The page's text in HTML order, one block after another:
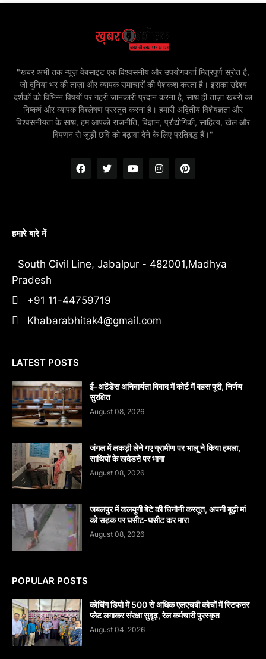
"खबर अभी तक न्यूज़ वेबसाइट एक विश्वसनीय और उपयोगकर्ता मित्रपूर्ण स्रोत है,
जो दुनिया भर की ताज़ा और व्यापक समाचारों की पेशकश करता है। इसका उद्देश्य
दर्शकों को विभिन्न विषयों पर गहरी जानकारी प्रदान करना है, साथ ही ताज़ा खबरों का
निष्कर्ष और व्यापक विश्लेषण प्रस्तुत करना है। हमारी अद्वितीय विशेषज्ञता और
विश्वसनीयता के साथ, हम आपको राजनीति, विज्ञान, प्रौद्योगिकी, साहित्य, खेल और
विपणन से जुड़ी छवि को बढ़ावा देने के लिए प्रतिबद्ध हैं।"
हमारे बारे में
South Civil Line, Jabalpur - 482001,Madhya
Pradesh
+91 11-44759719
Khabarabhitak4@gmail.com
LATEST POSTS
​ई-अटेंडेंस अनिवार्यता विवाद में कोर्ट में बहस पूरी, निर्णय
सुरक्षित
August 08, 2026
जंगल में लकड़ी लेने गए ग्रामीण पर भालू ने किया हमला,
साथियों के खदेडऩे पर भागा
August 08, 2026
जबलपुर में कलयुगी बेटे की घिनौनी करतूत, अपनी बूढ़ी मां
को सड़क पर घसीट-घसीट कर मारा
August 08, 2026
POPULAR POSTS
कोचिंग डिपो में 500 से अधिक एलएचबी कोचों में स्टिफऩर
प्लेट लगाकर संरक्षा सुदृढ़, रेल कर्मचारी पुरस्कृत
August 04, 2026